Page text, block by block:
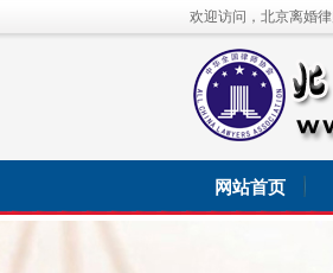
欢迎访问，北京离婚
网站首页